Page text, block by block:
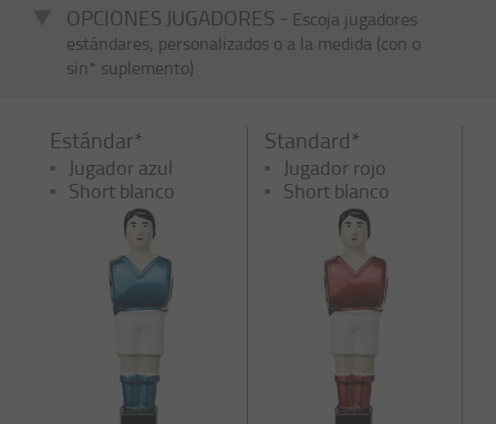
OPCIONES JUGADORES - Escoja jugadores
estándares, personalizados o a la medida (con o
sin* suplemento)
Estándar*
Jugador azul
Short blanco
Standard*
Jugador rojo
Short blanco